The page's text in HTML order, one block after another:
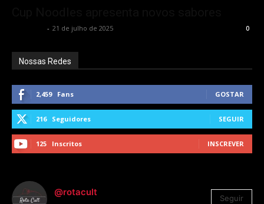
- 21 de julho de 2025 0
Nossas Redes
2,459 Fans GOSTAR
216 Seguidores SEGUIR
125 Inscritos INSCREVER
@rotacult
Seguir